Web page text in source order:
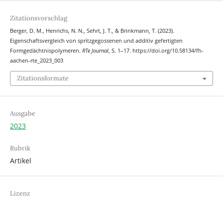
Zitationsvorschlag
Berger, D. M., Henrichs, N. N., Sehrt, J. T., & Brinkmann, T. (2023).
Eigenschaftsvergleich von spritzgegossenen und additiv gefertigten
Formgedächtnispolymeren. RTe Journal, S. 1–17. https://doi.org/10.58134/fh-
aachen-rte_2023_003
Zitationsformate
Ausgabe
2023
Rubrik
Artikel
Lizenz